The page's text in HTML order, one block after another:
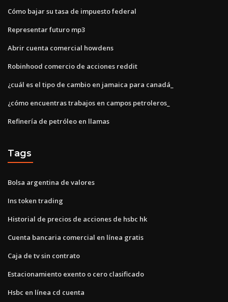
Cómo bajar su tasa de impuesto federal
Representar futuro mp3
Abrir cuenta comercial howdens
Robinhood comercio de acciones reddit
¿cuál es el tipo de cambio en jamaica para canadá_
¿cómo encuentras trabajos en campos petroleros_
Refinería de petróleo en llamas
Tags
Bolsa argentina de valores
Ins token trading
Historial de precios de acciones de hsbc hk
Cuenta bancaria comercial en línea gratis
Caja de tv sin contrato
Estacionamiento exento o cero clasificado
Hsbc en línea cd cuenta